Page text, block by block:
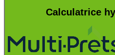
Calculatrice